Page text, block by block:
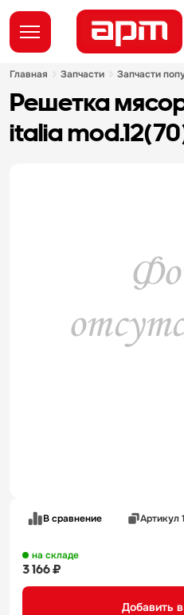
главная запчасти запчасти
решетка мясорубки lame
italia
В сравнение Артикул
на складе
3 166 ₽
Добавить